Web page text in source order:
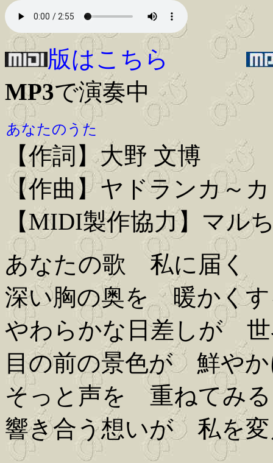
版はこちら
MP3で演奏中
あなたのうた
【作詞】大野 文博
【作曲】ヤドランカ～
【MIDI製作協力】マル
あなたの歌 私に届く
深い胸の奥を 暖かく
やわらかな日差しが 世
目の前の景色が 鮮や
そっと声を 重ねてみる
響き合う想いが 私を